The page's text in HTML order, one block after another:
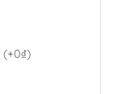
(+0₫)